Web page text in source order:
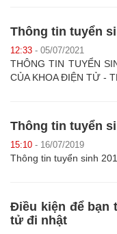
Thông tin tuyển
12:33 - 05/07/2021
THÔNG TIN TUYỂN
CỦA KHOA ĐIỆN TỬ -
Thông tin tuyển
15:10 - 16/07/2019
Thông tin tuyển sinh
Điều kiện để bạn
tử đi nhật